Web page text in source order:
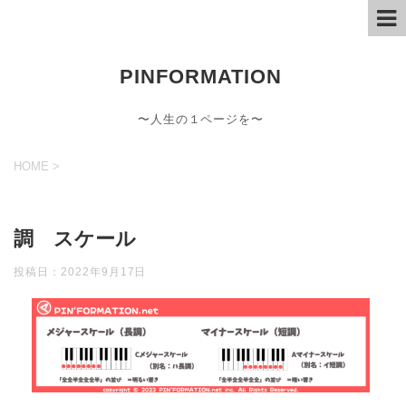
PINFORMATION
〜人生の１ページを〜
HOME >
調 スケール
投稿日： 2022年9月17日